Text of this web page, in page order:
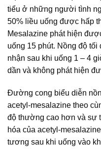
tiểu ở những người tình
50% liều uống được hấp
Mesalazine phát hiện
uống 15 phút. Nồng độ
nhận sau khi uống 1 – 4
dần và không phát hiện
Đường cong biểu diễn
acetyl-mesalazine theo
độ thường cao hơn và sự
hóa của acetyl-
tương sau khi uống vào